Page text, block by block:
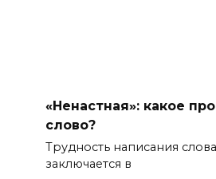
«Ненастная»: какое
слово?
Трудность написания
заключается в